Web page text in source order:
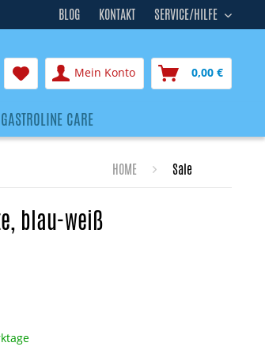
KONTAKT
BLOG SERVICE/HILFE
Mein Konto 0,00 €
GASTROLINE CARE
HOME Sale
blau-weiß